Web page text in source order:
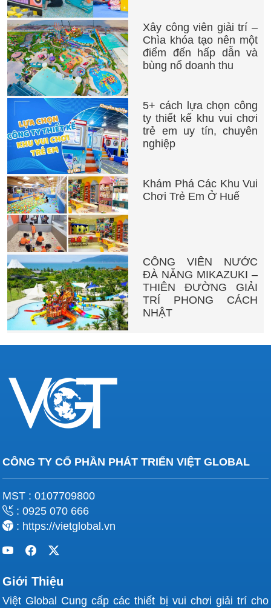
Xây công viên giải trí –
Chìa khóa tạo nên một
điểm đến hấp dẫn và
bùng nổ doanh thu
5+ cách lựa chọn công
ty thiết kế khu vui chơi
trẻ em uy tín, chuyên
nghiệp
Khám Phá Các Khu Vui
Chơi Trẻ Em Ở Huế
CÔNG VIÊN NƯỚC
ĐÀ NẴNG MIKAZUKI –
THIÊN ĐƯỜNG GIẢI
TRÍ PHONG CÁCH
NHẬT
CÔNG TY CỔ PHẦN PHÁT TRIỂN VIỆT GLOBAL
MST : 0107709800
: 0925 070 666
: https://vietglobal.vn
Giới Thiệu
Việt Global Cung cấp các thiết bị vui chơi giải trí cho